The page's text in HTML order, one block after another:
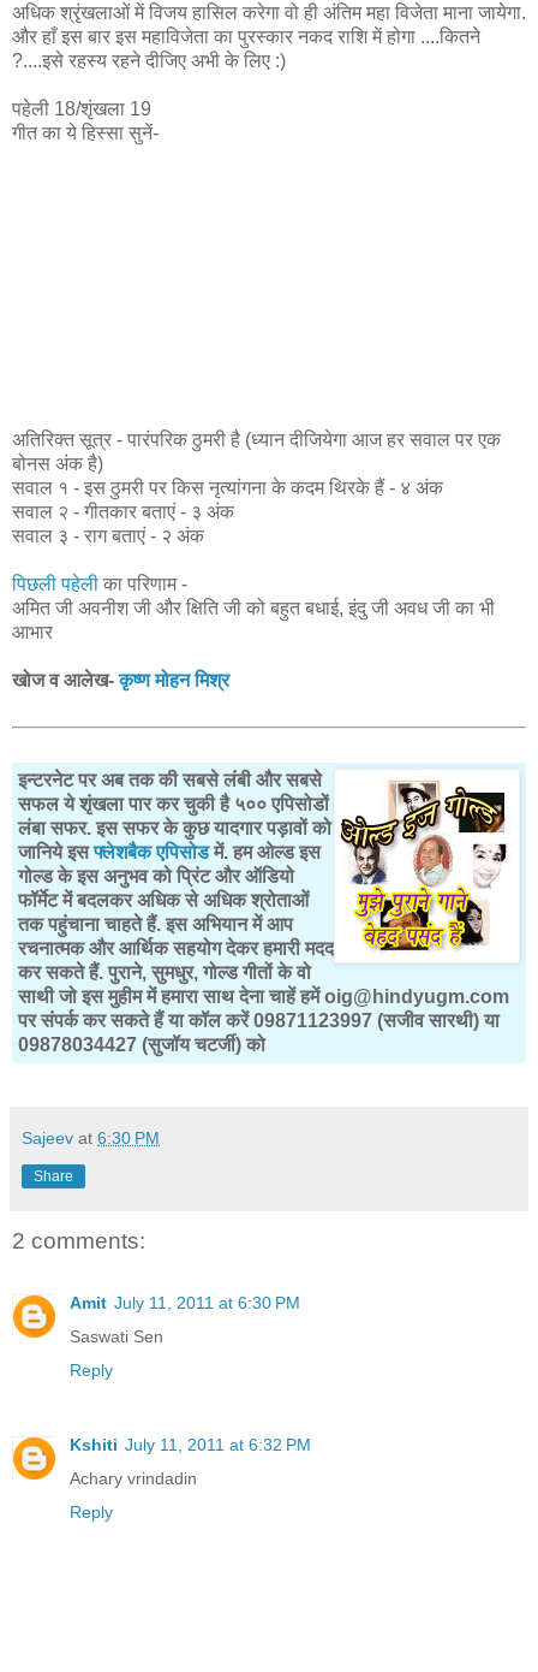
अधिक श्रृंखलाओं में विजय हासिल करेगा वो ही अंतिम महा विजेता माना जायेगा.
और हाँ इस बार इस महाविजेता का पुरस्कार नकद राशि में होगा ....कितने
?....इसे रहस्य रहने दीजिए अभी के लिए :)
पहेली 18/शृंखला 19
गीत का ये हिस्सा सुनें-
अतिरिक्त सूत्र - पारंपरिक ठुमरी है (ध्यान दीजियेगा आज हर सवाल पर एक
बोनस अंक है)
सवाल १ - इस ठुमरी पर किस नृत्यांगना के कदम थिरके हैं - ४ अंक
सवाल २ - गीतकार बताएं - ३ अंक
सवाल ३ - राग बताएं - २ अंक
पिछली पहेली का परिणाम -
अमित जी अवनीश जी और क्षिति जी को बहुत बधाई, इंदु जी अवध जी का भी
आभार
खोज व आलेख-कृष्ण मोहन मिश्र
इन्टरनेट पर अब तक की सबसे लंबी और सबसे
सफल ये शृंखला पार कर चुकी है ५०० एपिसोडों
लंबा सफर. इस सफर के कुछ यादगार पड़ावों को
जानिये इसफ्लेशबैक एपिसोडमें. हम ओल्ड इस
गोल्ड के इस अनुभव को प्रिंट और ऑडियो
फॉर्मेट में बदलकर अधिक से अधिक श्रोताओं
तक पहुंचाना चाहते हैं. इस अभियान में आप
रचनात्मक और आर्थिक सहयोग देकर हमारी मदद
कर सकते हैं. पुराने, सुमधुर, गोल्ड गीतों के वो
साथी जो इस मुहीम में हमारा साथ देना चाहें हमें oig@hindyugm.com
पर संपर्क कर सकते हैं या कॉल करें 09871123997 (सजीव सारथी) या
09878034427 (सुजॉय चटर्जी) को
Sajeev at 6:30 PM
Share
2 comments:
Amit July 11, 2011 at 6:30 PM
Saswati Sen
Reply
Kshiti July 11, 2011 at 6:32 PM
Achary vrindadin
Reply